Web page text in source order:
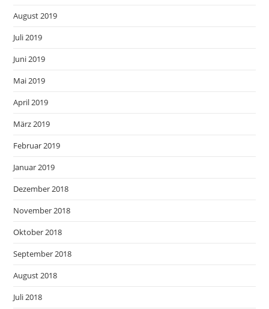
August 2019
Juli 2019
Juni 2019
Mai 2019
April 2019
März 2019
Februar 2019
Januar 2019
Dezember 2018
November 2018
Oktober 2018
September 2018
August 2018
Juli 2018